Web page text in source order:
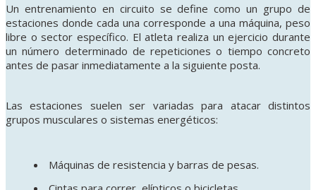
Un entrenamiento en circuito se define como un grupo de
estaciones donde cada una corresponde a una máquina, peso
libre o sector específico. El atleta realiza un ejercicio durante
un número determinado de repeticiones o tiempo concreto
antes de pasar inmediatamente a la siguiente posta.
Las estaciones suelen ser variadas para atacar distintos
grupos musculares o sistemas energéticos:
Máquinas de resistencia y barras de pesas.